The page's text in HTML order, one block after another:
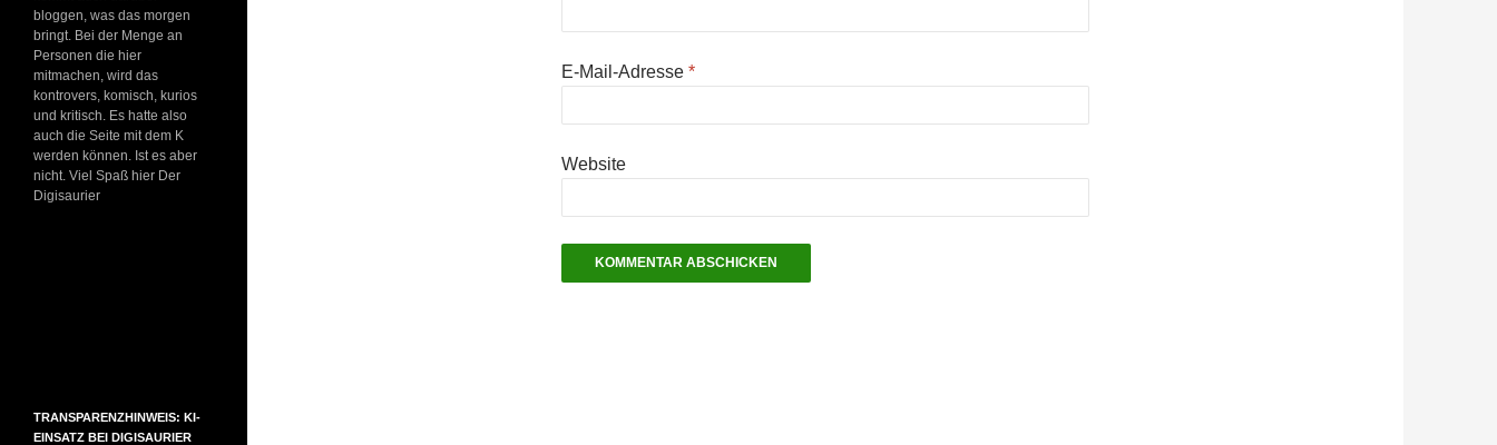
E-Mail-Adresse *
Website
bloggen, was das morgen
bringt. Bei der Menge an
Personen die hier
mitmachen, wird das
kontrovers, komisch, kurios
und kritisch. Es hatte also
auch die Seite mit dem K
werden können. Ist es aber
nicht. Viel Spaß hier Der
Digisaurier
TRANSPARENZHINWEIS: KI-
EINSATZ BEI DIGISAURIER